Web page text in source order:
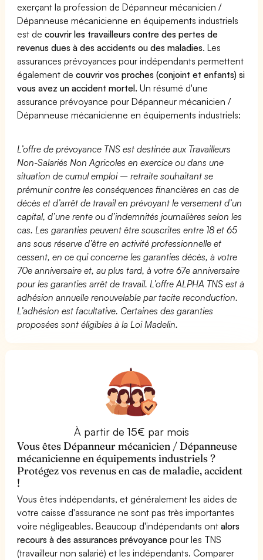
exerçant la profession de Dépanneur mécanicien /
Dépanneuse mécanicienne en équipements industriels
est decouvrir les travailleurs contre des pertes de
revenus dues à des accidents ou des maladies. Les
assurances prévoyances pour indépendants permettent
également decouvrir vos proches (conjoint et enfants) si
vous avez un accident mortel. Un résumé d'une
assurance prévoyance pour Dépanneur mécanicien /
Dépanneuse mécanicienne en équipements industriels:
L’offre de prévoyance TNS est destinée aux Travailleurs
Non-Salariés Non Agricoles en exercice ou dans une
situation de cumul emploi – retraite souhaitant se
prémunir contre les conséquences financières en cas de
décès et d’arrêt de travail en prévoyant le versement d’un
capital, d’une rente ou d’indemnités journalières selon les
cas. Les garanties peuvent être souscrites entre 18 et 65
ans sous réserve d’être en activité professionnelle et
cessent, en ce qui concerne les garanties décès, à votre
70e anniversaire et, au plus tard, à votre 67e anniversaire
pour les garanties arrêt de travail. L’offre ALPHA TNS est à
adhésion annuelle renouvelable par tacite reconduction.
L’adhésion est facultative. Certaines des garanties
proposées sont éligibles à la Loi Madelin.
À partir de 15€ par mois
Vous êtes Dépanneur mécanicien / Dépanneuse
mécanicienne en équipements industriels ?
Protégez vos revenus en cas de maladie, accident
!
Vous êtes indépendants, et généralement les aides de
votre caisse d'assurance ne sont pas très importantes
voire négligeables. Beaucoup d'indépendants ontalors
recours à des assurances prévoyance pour les TNS
(travailleur non salarié) et les indépendants. Comparer